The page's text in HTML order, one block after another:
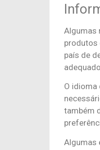
Algumas
produtos
país de
O idioma
também
Algumas